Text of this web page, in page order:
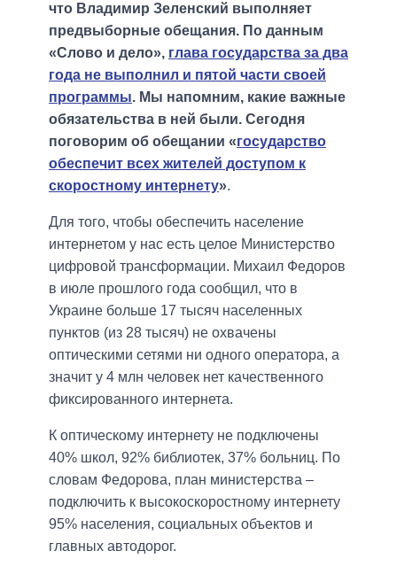
что Владимир Зеленский выполняет
предвыборные обещания. По данным
«Слово и дело», глава государства за два
года не выполнил и пятой части своей
программы. Мы напомним, какие важные
обязательства в ней были. Сегодня
поговорим об обещании «государство
обеспечит всех жителей доступом к
скоростному интернету».
Для того, чтобы обеспечить население
интернетом у нас есть целое Министерство
цифровой трансформации. Михаил Федоров
в июле прошлого года сообщил, что в
Украине больше 17 тысяч населенных
пунктов (из 28 тысяч) не охвачены
оптическими сетями ни одного оператора, а
значит у 4 млн человек нет качественного
фиксированного интернета.
К оптическому интернету не подключены
40% школ, 92% библиотек, 37% больниц. По
словам Федорова, план министерства –
подключить к высокоскоростному интернету
95% населения, социальных объектов и
главных автодорог.